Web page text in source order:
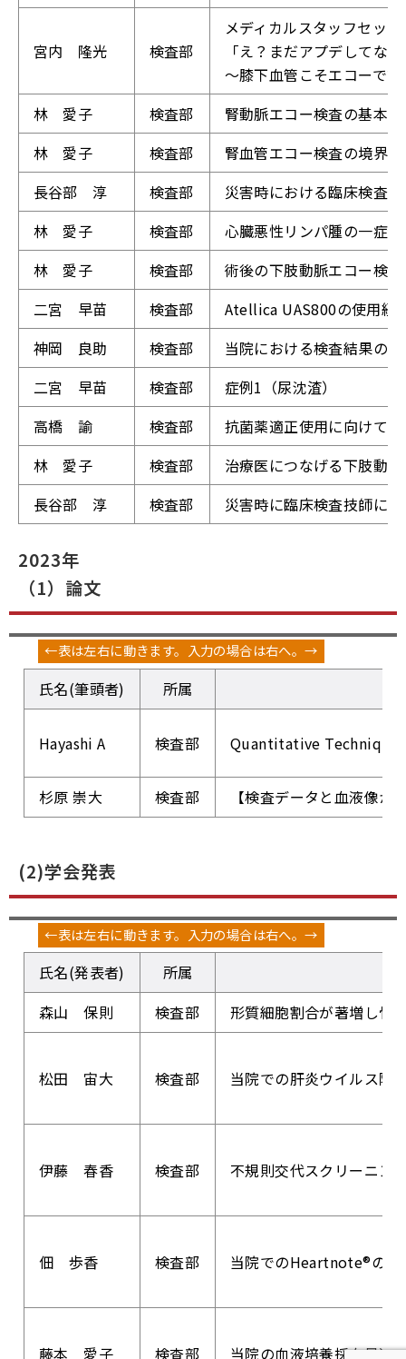
宮内 隆光 検査部
メディカルスタッフセッ
「え？まだアプデしてな
～膝下血管こそエコーで
林 愛子
検査部
腎動脈エコー検査の基本
林 愛子
検査部
腎血管エコー検査の境界線
長谷部 淳
検査部
災害時における臨床検査
林 愛子
検査部
心臓悪性リンパ腫の一症例
林 愛子
検査部
術後の下肢動脈エコー検査
二宮 早苗
検査部
Atellica UAS800の使用
神岡 良助
検査部
当院における検査結果の
二宮 早苗
検査部
症例1（尿沈渣）
高橋 諭
検査部
抗菌薬適正使用に向けて
林 愛子
検査部
治療医につなげる下肢動
長谷部 淳
検査部 災害時に臨床検査技師に
2023年
（1）論文
氏名(筆頭者) 所属
Hayashi A 検査部 Quantitative
杉原 崇大 検査部 【検査データと血液像
(2)学会発表
氏名(発表者)
所属
森山 保則
検査部 形質細胞割合が著増し骨
松田 宙大 検査部 当院での肝炎ウイルス陽
伊藤 春香 検査部 不規則交代スクリーニン
佃 歩香 検査部 当院でのHeartnote®の使
藤本 愛子 検査部 当院の血液培養採血量適